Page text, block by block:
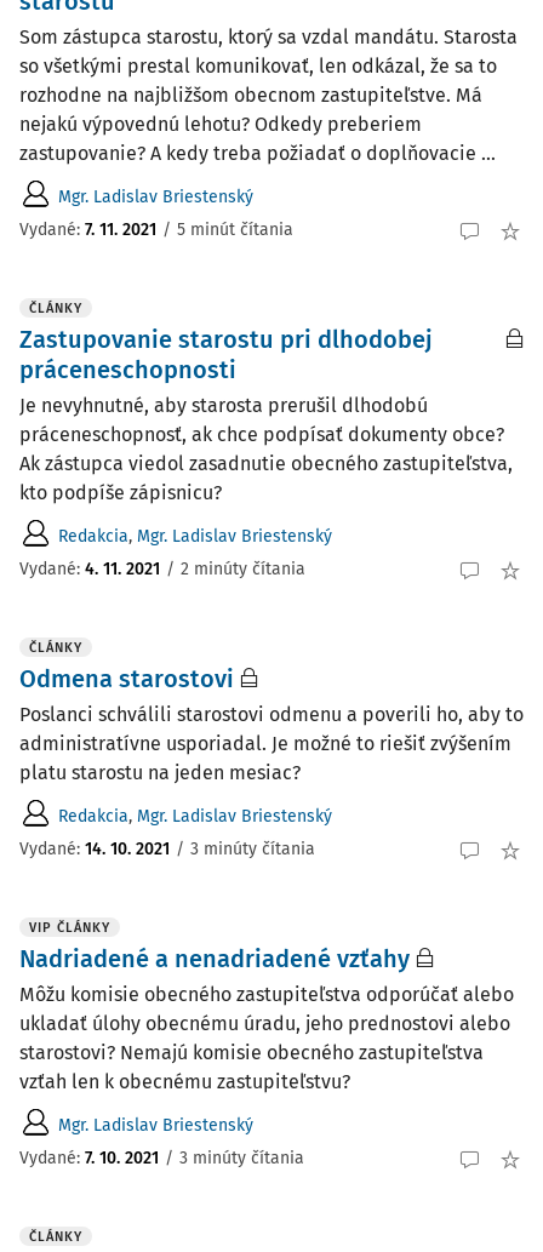
Som zástupca starostu, ktorý sa vzdal mandátu. Starosta
so všetkými prestal komunikovať, len odkázal, že sa to
rozhodne na najbližšom obecnom zastupiteľstve. Má
nejakú výpovednú lehotu? Odkedy preberiem
zastupovanie? A kedy treba požiadať o doplňovacie ...
Mgr. Ladislav Briestenský
Vydané: 7. 11. 2021 / 5 minút čítania
ČLÁNKY
Zastupovanie starostu pri dlhodobej
práceneschopnosti
Je nevyhnutné, aby starosta prerušil dlhodobú
práceneschopnosť, ak chce podpísať dokumenty obce?
Ak zástupca viedol zasadnutie obecného zastupiteľstva,
kto podpíše zápisnicu?
Redakcia, Mgr. Ladislav Briestenský
Vydané: 4. 11. 2021 / 2 minúty čítania
ČLÁNKY
Odmena starostovi
Poslanci schválili starostovi odmenu a poverili ho, aby to
administratívne usporiadal. Je možné to riešiť zvýšením
platu starostu na jeden mesiac?
Redakcia, Mgr. Ladislav Briestenský
Vydané: 14. 10. 2021 / 3 minúty čítania
VIP ČLÁNKY
Nadriadené a nenadriadené vzťahy
Môžu komisie obecného zastupiteľstva odporúčať alebo
ukladať úlohy obecnému úradu, jeho prednostovi alebo
starostovi? Nemajú komisie obecného zastupiteľstva
vzťah len k obecnému zastupiteľstvu?
Mgr. Ladislav Briestenský
Vydané: 7. 10. 2021 / 3 minúty čítania
ČLÁNKY